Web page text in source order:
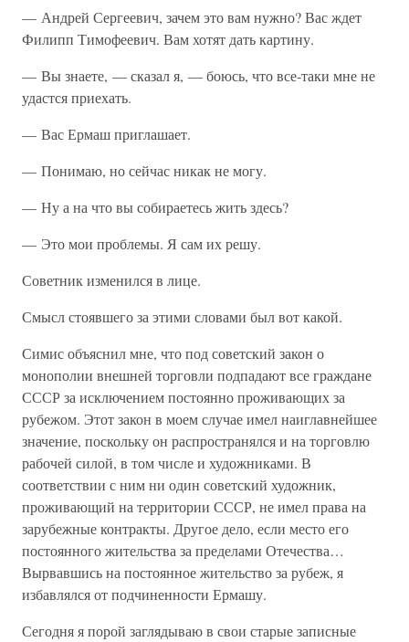
— Андрей Сергеевич, зачем это вам нужно? Вас ждет
Филипп Тимофеевич. Вам хотят дать картину.
— Вы знаете, — сказал я, — боюсь, что все-таки мне не
удастся приехать.
— Вас Ермаш приглашает.
— Понимаю, но сейчас никак не могу.
— Ну а на что вы собираетесь жить здесь?
— Это мои проблемы. Я сам их решу.
Советник изменился в лице.
Смысл стоявшего за этими словами был вот какой.
Симис объяснил мне, что под советский закон о
монополии внешней торговли подпадают все граждане
СССР за исключением постоянно проживающих за
рубежом. Этот закон в моем случае имел наиглавнейшее
значение, поскольку он распространялся и на торговлю
рабочей силой, в том числе и художниками. В
соответствии с ним ни один советский художник,
проживающий на территории СССР, не имел права на
зарубежные контракты. Другое дело, если место его
постоянного жительства за пределами Отечества…
Вырвавшись на постоянное жительство за рубеж, я
избавлялся от подчиненности Ермашу.
Сегодня я порой заглядываю в свои старые записные